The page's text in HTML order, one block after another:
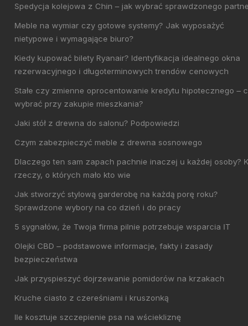
Spedycja kolejowa z Chin – jak wybrać sprawdzonego
Meble na wymiar czy gotowe systemy? Jak wyposażyć
nietypowe i wymagające biuro?
Kiedy kupować bilety Ryanair? Identyfikacja idealnego okna
rezerwacyjnego i długoterminowych trendów cenowych
Stałe czy zmienne oprocentowanie kredytu hipotecznego –
wybrać przy zakupie mieszkania?
Jaki stół z drewna do salonu? Podpowiedzi
Czym zabezpieczyć meble z drewna sosnowego
Dlaczego ten sam zapach pachnie inaczej u każdej osoby?
rzeczy, o których mało kto wie
Jak stworzyć stylową garderobę na każdą porę roku?
Sprawdzone wybory na co dzień i do pracy
5 sygnałów, że Twoja firma pilnie potrzebuje wsparcia IT
Olejki CBD – podstawowe informacje, fakty i zasady
bezpieczeństwa
Jak przyspieszyć dojrzewanie pomidorów na krzakach
Kruche ciasto z czereśniami i kruszonką
Ile kosztuje szczepienie psa na wściekliznę